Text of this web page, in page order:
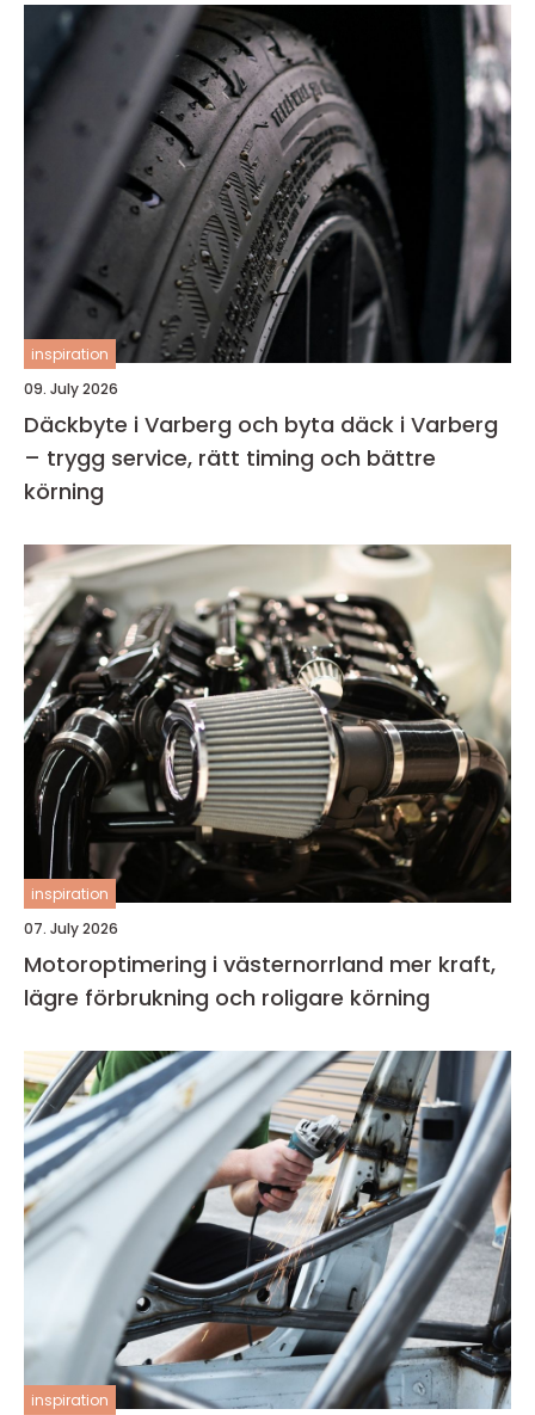
inspiration
09. July 2026
Däckbyte i Varberg och byta däck i Varberg
– trygg service, rätt timing och bättre
körning
inspiration
07. July 2026
Motoroptimering i västernorrland mer kraft,
lägre förbrukning och roligare körning
inspiration